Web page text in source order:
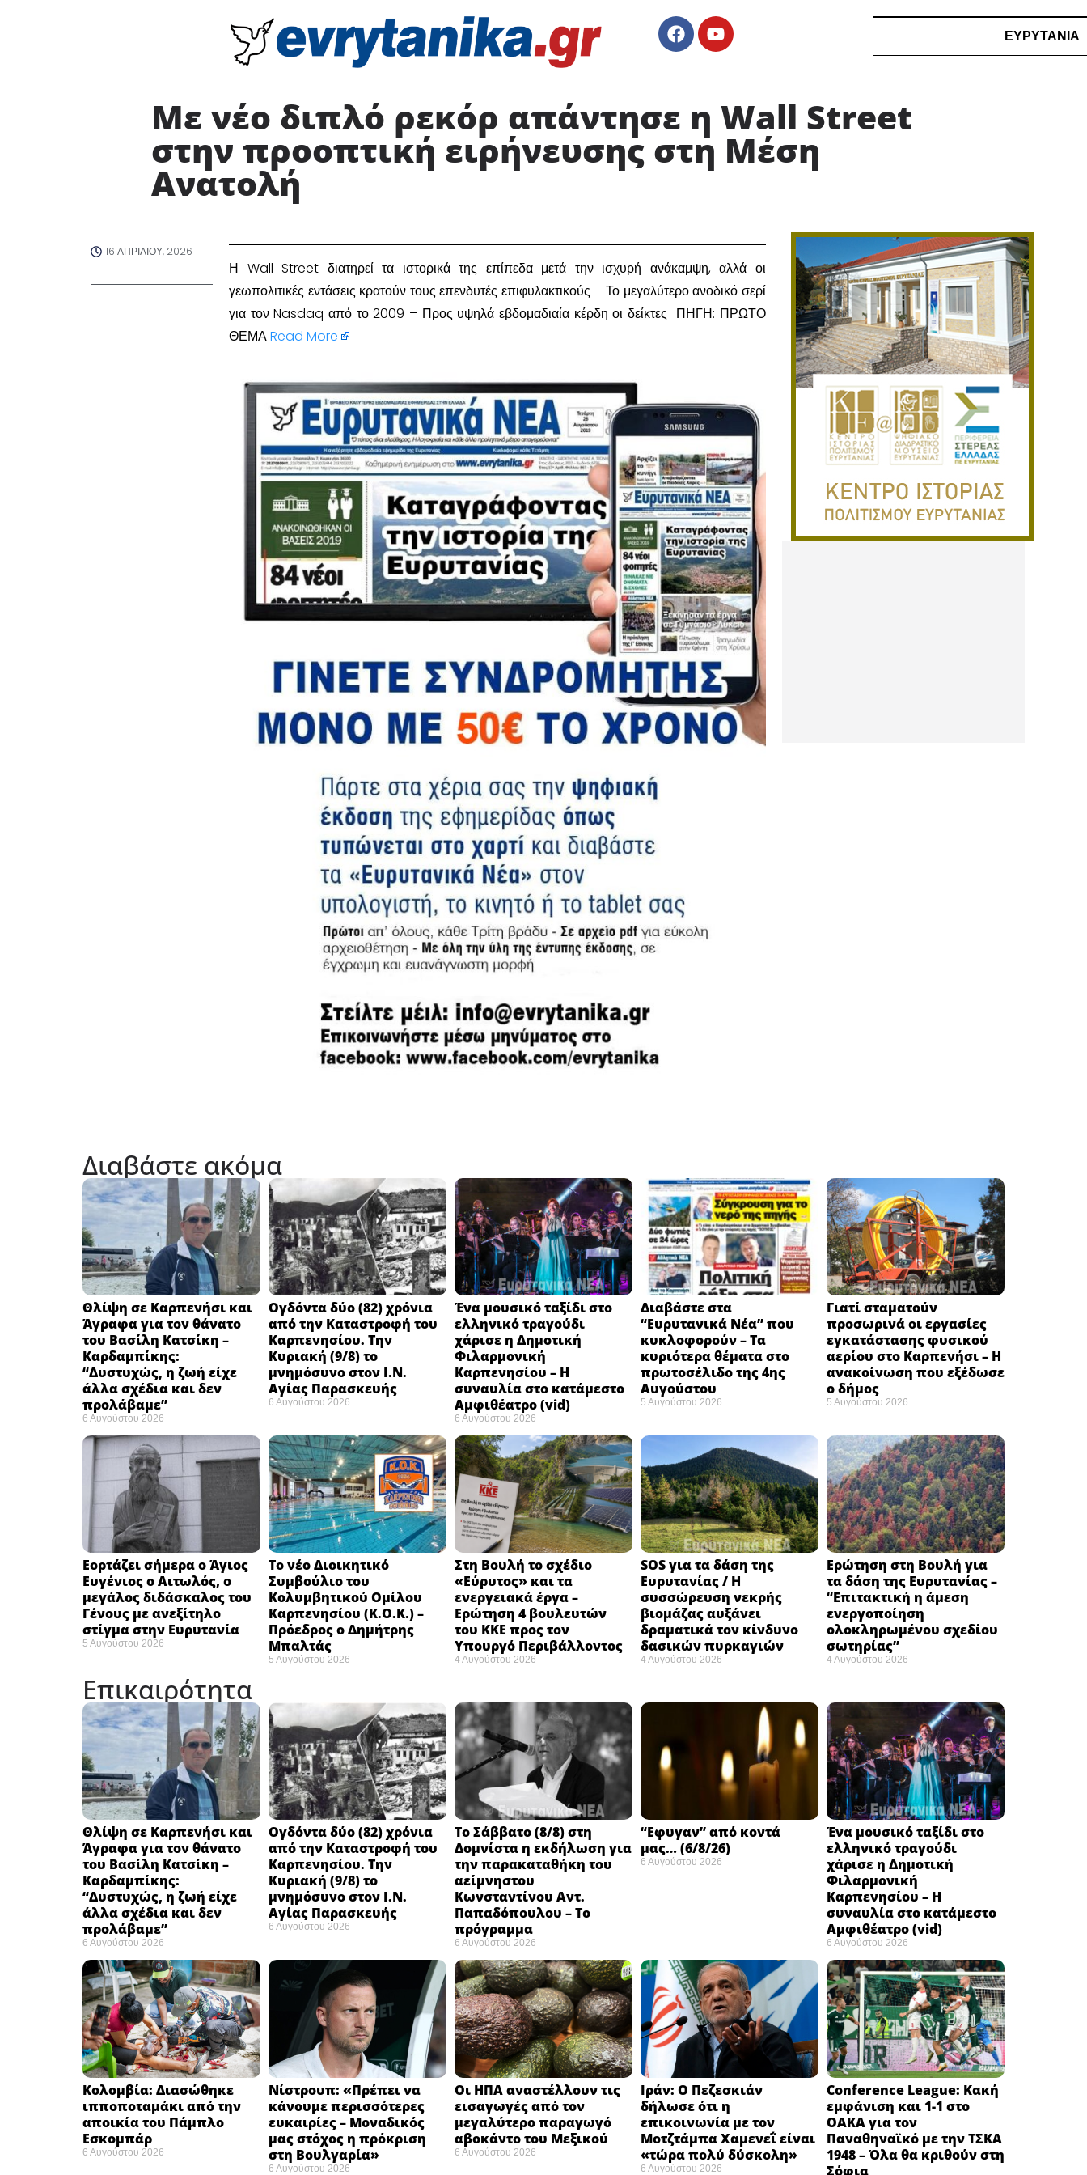
ΕΥΡΥΤΑΝΙΑ
Με νέο διπλό ρεκόρ απάντησε η Wall Street
στην προοπτική ειρήνευσης στη Μέση
Ανατολή
16 ΑΠΡΙΛΊΟΥ, 2026
Η Wall Street διατηρεί τα ιστορικά της επίπεδα μετά την ισχυρή ανάκαμψη, αλλά οι
γεωπολιτικές εντάσεις κρατούν τους επενδυτές επιφυλακτικούς – Το μεγαλύτερο ανοδικό σερί
για τον Nasdaq από το 2009 – Προς υψηλά εβδομαδιαία κέρδη οι δείκτες ΠΗΓΗ: ΠΡΩΤΟ
ΘΕΜΑRead More
Διαβάστε ακόμα
Θλίψη σε Καρπενήσι και
Άγραφα για τον θάνατο
του Βασίλη Κατσίκη –
Καρδαμπίκης:
“Δυστυχώς, η ζωή είχε
άλλα σχέδια και δεν
προλάβαμε”
6 Αυγούστου 2026
Ογδόντα δύο (82) χρόνια
από την Καταστροφή του
Καρπενησίου. Την
Κυριακή (9/8) το
μνημόσυνο στον Ι.Ν.
Αγίας Παρασκευής
6 Αυγούστου 2026
Ένα μουσικό ταξίδι στο
ελληνικό τραγούδι
χάρισε η Δημοτική
Φιλαρμονική
Καρπενησίου – Η
συναυλία στο κατάμεστο
Αμφιθέατρο (vid)
6 Αυγούστου 2026
Διαβάστε στα
“Ευρυτανικά Νέα” που
κυκλοφορούν – Τα
κυριότερα θέματα στο
πρωτοσέλιδο της 4ης
Αυγούστου
5 Αυγούστου 2026
Γιατί σταματούν
προσωρινά οι εργασίες
εγκατάστασης φυσικού
αερίου στο Καρπενήσι – Η
ανακοίνωση που εξέδωσε
ο δήμος
5 Αυγούστου 2026
Εορτάζει σήμερα ο Άγιος
Ευγένιος ο Αιτωλός, ο
μεγάλος διδάσκαλος του
Γένους με ανεξίτηλο
στίγμα στην Ευρυτανία
5 Αυγούστου 2026
Το νέο Διοικητικό
Συμβούλιο του
Κολυμβητικού Ομίλου
Καρπενησίου (Κ.Ο.Κ.) –
Πρόεδρος ο Δημήτρης
Μπαλτάς
5 Αυγούστου 2026
Στη Βουλή το σχέδιο
«Εύρυτος» και τα
ενεργειακά έργα –
Ερώτηση 4 βουλευτών
του ΚΚΕ προς τον
Υπουργό Περιβάλλοντος
4 Αυγούστου 2026
SOS για τα δάση της
Ευρυτανίας / Η
συσσώρευση νεκρής
βιομάζας αυξάνει
δραματικά τον κίνδυνο
δασικών πυρκαγιών
4 Αυγούστου 2026
Ερώτηση στη Βουλή για
τα δάση της Ευρυτανίας –
“Eπιτακτική η άμεση
ενεργοποίηση
ολοκληρωμένου σχεδίου
σωτηρίας”
4 Αυγούστου 2026
Επικαιρότητα
Θλίψη σε Καρπενήσι και
Άγραφα για τον θάνατο
του Βασίλη Κατσίκη –
Καρδαμπίκης:
“Δυστυχώς, η ζωή είχε
άλλα σχέδια και δεν
προλάβαμε”
6 Αυγούστου 2026
Ογδόντα δύο (82) χρόνια
από την Καταστροφή του
Καρπενησίου. Την
Κυριακή (9/8) το
μνημόσυνο στον Ι.Ν.
Αγίας Παρασκευής
6 Αυγούστου 2026
Το Σάββατο (8/8) στη
Δομνίστα η εκδήλωση για
την παρακαταθήκη του
αείμνηστου
Κωνσταντίνου Αντ.
Παπαδόπουλου – Το
πρόγραμμα
6 Αυγούστου 2026
“Εφυγαν” από κοντά
μας… (6/8/26)
6 Αυγούστου 2026
Ένα μουσικό ταξίδι στο
ελληνικό τραγούδι
χάρισε η Δημοτική
Φιλαρμονική
Καρπενησίου – Η
συναυλία στο κατάμεστο
Αμφιθέατρο (vid)
6 Αυγούστου 2026
Κολομβία: Διασώθηκε
ιπποποταμάκι από την
αποικία του Πάμπλο
Εσκομπάρ ​
6 Αυγούστου 2026
Νίστρουπ: «Πρέπει να
κάνουμε περισσότερες
ευκαιρίες – Μοναδικός
μας στόχος η πρόκριση
στη Βουλγαρία» ​
6 Αυγούστου 2026
Οι ΗΠΑ αναστέλλουν τις
εισαγωγές από τον
μεγαλύτερο παραγωγό
αβοκάντο του Μεξικού ​
6 Αυγούστου 2026
Ιράν: Ο Πεζεσκιάν
δήλωσε ότι η
επικοινωνία με τον
Μοτζτάμπα Χαμενεΐ είναι
«τώρα πολύ δύσκολη» ​
6 Αυγούστου 2026
Conference League: Κακή
εμφάνιση και 1-1 στο
ΟΑΚΑ για τον
Παναθηναϊκό με την ΤΣΚΑ
1948 – Όλα θα κριθούν στη
Σόφια ​